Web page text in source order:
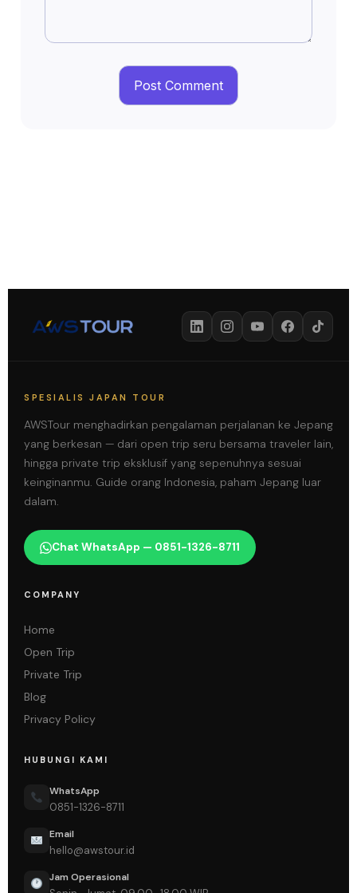
SPESIALIS JAPAN TOUR
AWSTour menghadirkan pengalaman perjalanan ke Jepang
yang berkesan — dari open trip seru bersama traveler lain,
hingga private trip eksklusif yang sepenuhnya sesuai
keinginanmu. Guide orang Indonesia, paham Jepang luar
dalam.
Chat WhatsApp — 0851-1326-8711
COMPANY
Home
Open Trip
Private Trip
Blog
Privacy Policy
HUBUNGI KAMI
WhatsApp
0851-1326-8711
Email
hello@awstour.id
Jam Operasional